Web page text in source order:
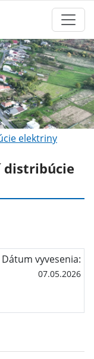
elektriny
distribúcie
Dátum vyvesenia:
07.05.2026